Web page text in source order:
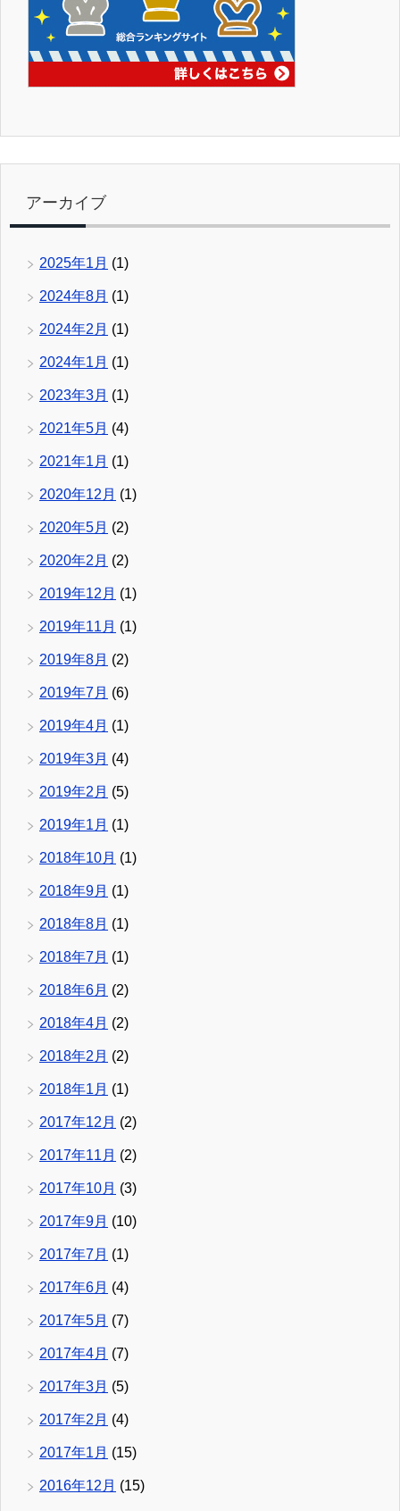
アーカイブ
2025年1月 (1)
2024年8月 (1)
2024年2月 (1)
2024年1月 (1)
2023年3月 (1)
2021年5月 (4)
2021年1月 (1)
2020年12月 (1)
2020年5月 (2)
2020年2月 (2)
2019年12月 (1)
2019年11月 (1)
2019年8月 (2)
2019年7月 (6)
2019年4月 (1)
2019年3月 (4)
2019年2月 (5)
2019年1月 (1)
2018年10月 (1)
2018年9月 (1)
2018年8月 (1)
2018年7月 (1)
2018年6月 (2)
2018年4月 (2)
2018年2月 (2)
2018年1月 (1)
2017年12月 (2)
2017年11月 (2)
2017年10月 (3)
2017年9月 (10)
2017年7月 (1)
2017年6月 (4)
2017年5月 (7)
2017年4月 (7)
2017年3月 (5)
2017年2月 (4)
2017年1月 (15)
2016年12月 (15)